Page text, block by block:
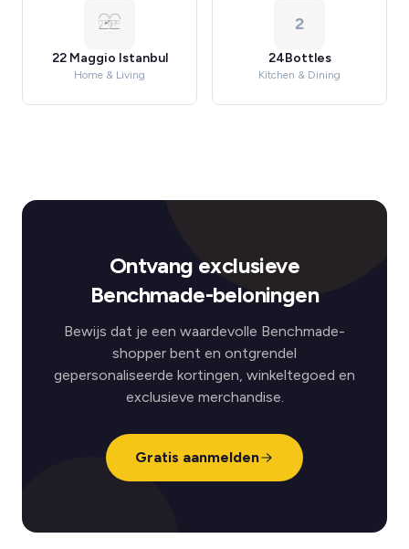
22 Maggio Istanbul
Home & Living
2
24Bottles
Kitchen & Dining
Ontvang exclusieve
Benchmade-beloningen
Bewijs dat je een waardevolle Benchmade-
shopper bent en ontgrendel
gepersonaliseerde kortingen, winkeltegoed en
exclusieve merchandise.
Gratis aanmelden